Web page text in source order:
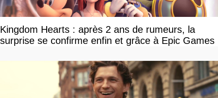
Kingdom Hearts : après 2 ans de rumeurs, la
surprise se confirme enfin et grâce à Epic Games